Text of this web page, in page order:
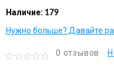
Наличие: 179
Нужно больше? Давайте
0 отзывов